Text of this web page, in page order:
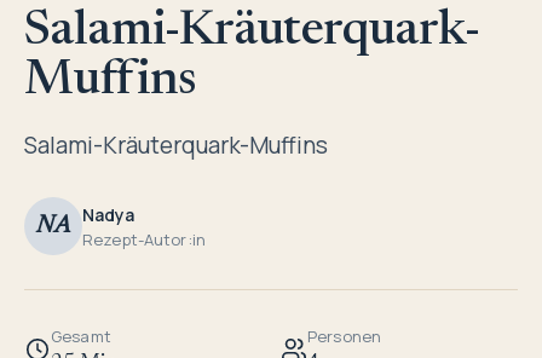
Salami-Kräuterquark-
Muffins
Salami-Kräuterquark-Muffins
NA Nadya
Rezept-Autor:in
Gesamt
Personen